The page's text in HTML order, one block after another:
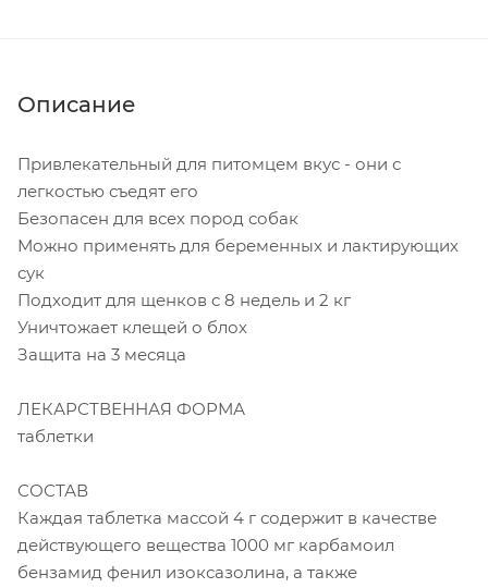
Описание
Привлекательный для питомцем вкус - они с
легкостью съедят его
Безопасен для всех пород собак
Можно применять для беременных и лактирующих
сук
Подходит для щенков с 8 недель и 2 кг
Уничтожает клещей о блох
Защита на 3 месяца
ЛЕКАРСТВЕННАЯ ФОРМА
таблетки
СОСТАВ
Каждая таблетка массой 4 г содержит в качестве
действующего вещества 1000 мг карбамоил
бензамид фенил изоксазолина, а также